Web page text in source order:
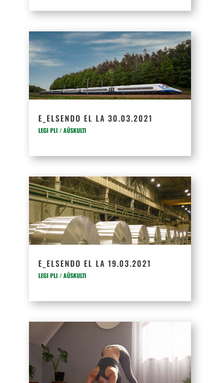
E_ELSENDO EL LA 30.03.2021
LEGI PLI / AŬSKULTI
E_ELSENDO EL LA 19.03.2021
LEGI PLI / AŬSKULTI